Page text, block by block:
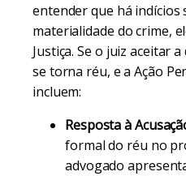
entender que há
materialidade do crime,
Justiça. Se o juiz aceitar
se torna réu, e a Ação
incluem:
Resposta à
formal do réu no
advogado